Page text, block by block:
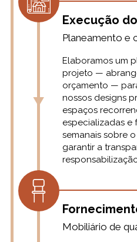
Execução
Planeamento e
Elaboramos um
projeto —
orçamento —
nossos designs
espaços
especializadas e
semanais sobre
garantir a
Mobiliário de